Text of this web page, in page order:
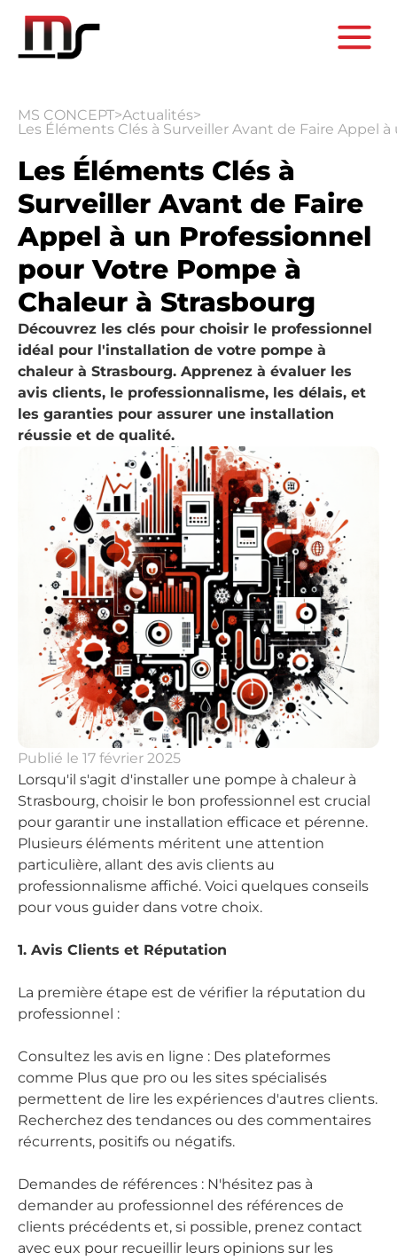
MS CONCEPT>Actualités>
Les Éléments Clés à Surveiller Avant de Faire Appel
Les Éléments Clés à
Surveiller Avant de Faire
Appel à un Professionnel
pour Votre Pompe à
Chaleur à Strasbourg
Découvrez les clés pour choisir le professionnel
idéal pour l'installation de votre pompe à
chaleur à Strasbourg. Apprenez à évaluer les
avis clients, le professionnalisme, les délais, et
les garanties pour assurer une installation
réussie et de qualité.
Publié le 17 février 2025
Lorsqu'il s'agit d'installer une pompe à chaleur à
Strasbourg, choisir le bon professionnel est crucial
pour garantir une installation efficace et pérenne.
Plusieurs éléments méritent une attention
particulière, allant des avis clients au
professionnalisme affiché. Voici quelques conseils
pour vous guider dans votre choix.
1. Avis Clients et Réputation
La première étape est de vérifier la réputation du
professionnel :
Consultez les avis en ligne : Des plateformes
comme Plus que pro ou les sites spécialisés
permettent de lire les expériences d'autres clients.
Recherchez des tendances ou des commentaires
récurrents, positifs ou négatifs.
Demandes de références : N'hésitez pas à
demander au professionnel des références de
clients précédents et, si possible, prenez contact
avec eux pour recueillir leurs opinions sur les